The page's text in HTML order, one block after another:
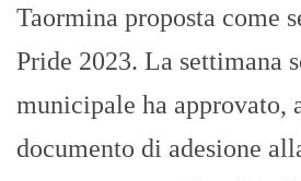
Taormina proposta come
Pride 2023. La settimana
municipale ha approvato,
documento di adesione